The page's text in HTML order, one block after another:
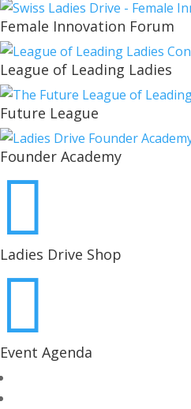
Female Innovation Forum
League of Leading Ladies
Future League
Founder Academy

Ladies Drive Shop

Event Agenda